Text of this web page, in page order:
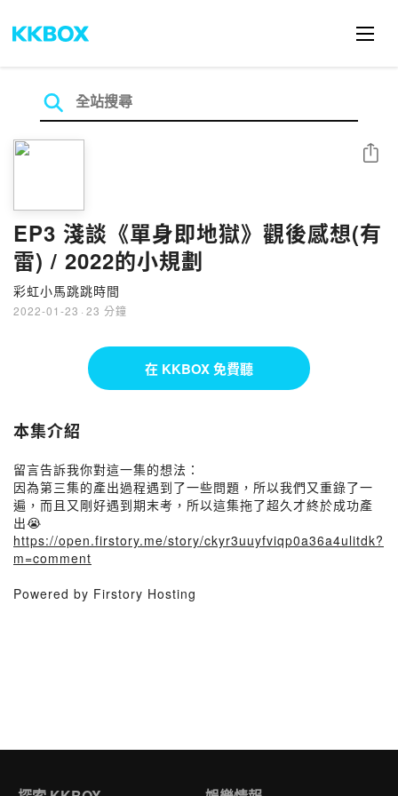
EP3 淺談《單身即地獄》觀後感想(有
雷) / 2022的小規劃
彩虹小馬跳跳時間
2022-01-23 · 23 分鐘
分享
在 KKBOX 免費聽
本集介紹
留言告訴我你對這一集的想法：
因為第三集的產出過程遇到了一些問題，所以我們又重錄了一
遍，而且又剛好遇到期末考，所以這集拖了超久才終於成功產
出😭
https://open.firstory.me/story/ckyr3uuyfviqp0a36a4ulitdk?
m=comment
Powered by Firstory Hosting